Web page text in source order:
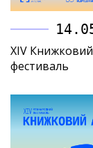
XIV Книжковий
фестиваль